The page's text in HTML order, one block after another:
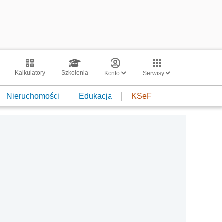
Kalkulatory Szkolenia Konto Serwisy
Nieruchomości Edukacja KSeF